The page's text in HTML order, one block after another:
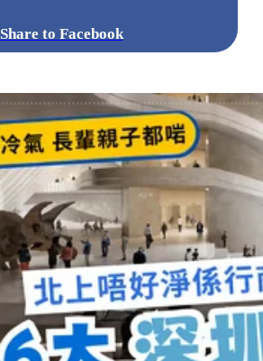
Share to Facebook